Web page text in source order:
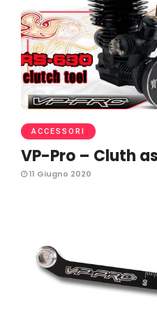
ACCESSORI
VP-Pro – Cluth
11 Giugno 2020